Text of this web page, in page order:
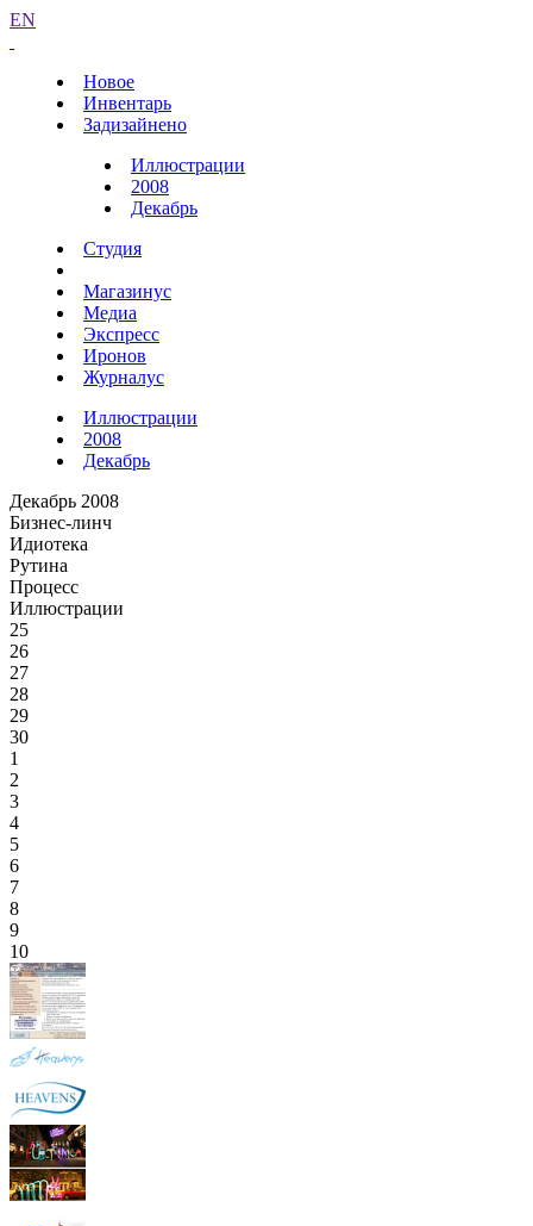
EN
Новое
Инвентарь
Задизайнено
Иллюстрации
2008
Декабрь
Студия
Магазинус
Медиа
Экспресс
Иронов
Журналус
Иллюстрации
2008
Декабрь
Декабрь 2008
Бизнес-линч
Идиотека
Рутина
Процесс
Иллюстрации
25
26
27
28
29
30
1
2
3
4
5
6
7
8
9
10